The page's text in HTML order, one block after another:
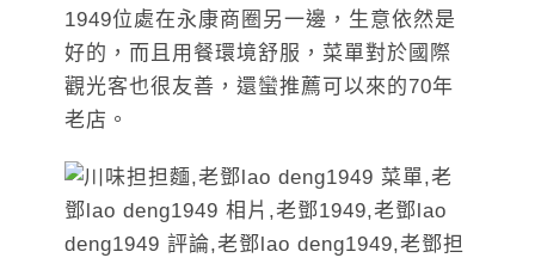
1949位處在永康商圈另一邊，生意依然是
好的，而且用餐環境舒服，菜單對於國際
觀光客也很友善，還蠻推薦可以來的70年
老店。